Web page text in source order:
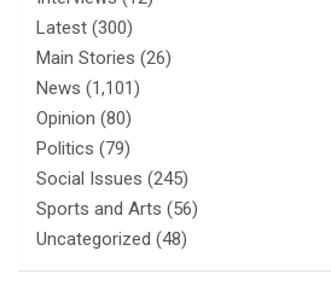
Latest (300)
Main Stories (26)
News (1,101)
Opinion (80)
Politics (79)
Social Issues (245)
Sports and Arts (56)
Uncategorized (48)